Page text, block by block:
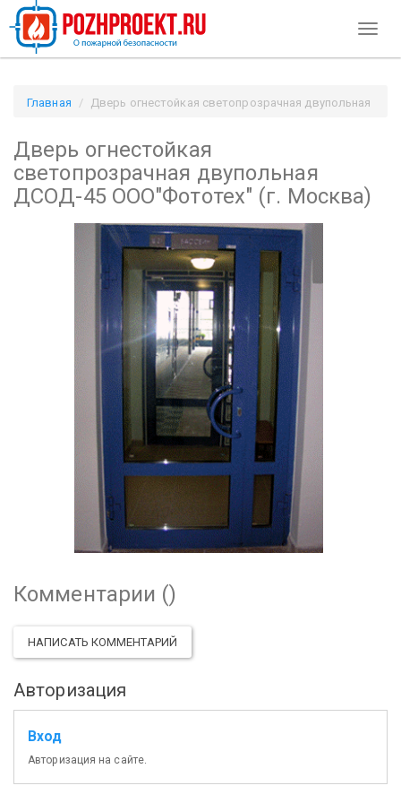
Главная
Дверь огнестойкая светопрозрачная двупольная
Дверь огнестойкая
светопрозрачная двупольная
ДСОД-45 ООО"Фототех" (г. Москва)
Комментарии ()
НАПИСАТЬ КОММЕНТАРИЙ
Авторизация
Вход
Авторизация на сайте.